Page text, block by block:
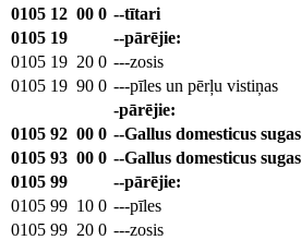
0105 12 00 0 --tītari
0105 19
--pārējie:
0105 19 20 0 ---zosis
0105 19 90 0 ---pīles un pērļu vistiņas
-pārējie:
0105 92 00 0 --Gallus domesticus
0105 93 00 0 --Gallus domesticus
0105 99
--pārējie:
0105 99 10 0 ---pīles
0105 99 20 0 ---zosis